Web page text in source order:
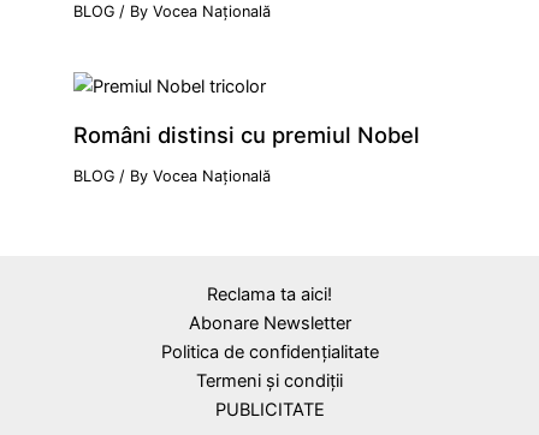
BLOG / ByVocea Națională
Români distinsi cu premiul Nobel
BLOG / ByVocea Națională
Reclama ta aici!
Abonare Newsletter
Politica de confidențialitate
Termeni și condiții
PUBLICITATE